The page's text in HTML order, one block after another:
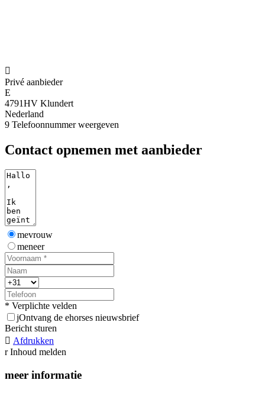

Privé aanbieder
E
4791HV Klundert
Nederland
9 Telefoonnummer weergeven
Contact opnemen met aanbieder
mevrouw
meneer
* Verplichte velden
jOntvang de ehorses nieuwsbrief
Bericht sturen
 Afdrukken
r Inhoud melden
meer informatie